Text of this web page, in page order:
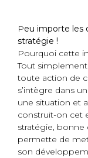
Peu importe les
stratégie !
Pourquoi cette
Tout
toute action de
s’intègre dans
une situation et
construit-on cet
stratégie, bonne
permette de
son